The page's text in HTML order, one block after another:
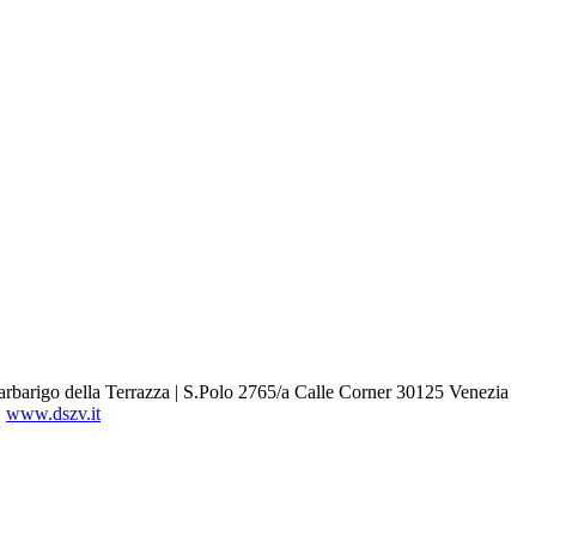
della Terrazza | S.Polo 2765/a Calle Corner 30125 Venezia
www.dszv.it